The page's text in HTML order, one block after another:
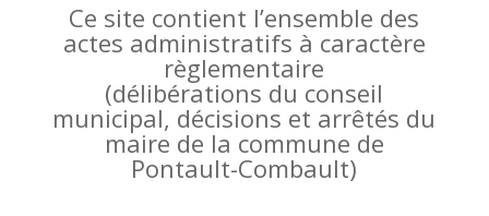
Ce site contient l’ensemble des
actes administratifs à caractère
règlementaire
(délibérations du conseil
municipal, décisions et arrêtés du
maire de la commune de
Pontault-Combault)